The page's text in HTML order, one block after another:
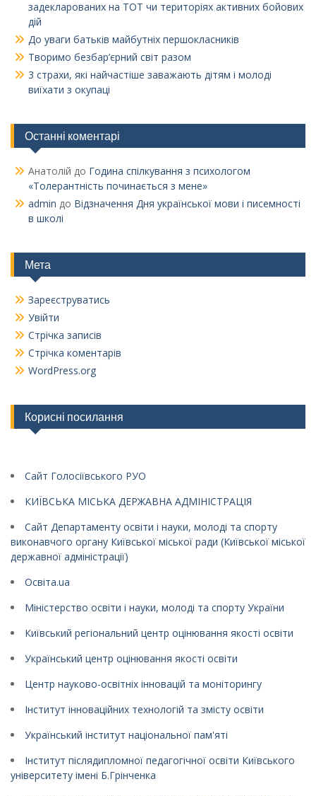
задекларованих на ТОТ чи територіях активних бойових
дій
До уваги батьків майбутніх першокласників
Творимо безбар’єрний світ разом
3 страхи, які найчастіше заважають дітям і молоді
виїхати з окупаці
Останні коментарі
Анатолій до Година спілкування з психологом
«Толерантність починається з мене»
admin до Відзначення Дня української мови і писемності
в школі
Мета
Зареєструватись
Увійти
Стрічка записів
Стрічка коментарів
WordPress.org
Корисні посилання
Сайт Голосіївського РУО
КИЇВСЬКА МІСЬКА ДЕРЖАВНА АДМІНІСТРАЦІЯ
Сайт Департаменту освіти і науки, молоді та спорту
виконавчого органу Київської міської ради (Київської міської
державної адміністрації)
Освіта.ua
Міністерство освіти і науки, молоді та спорту України
Київський регіональний центр оцінювання якості освіти
Український центр оцінювання якості освіти
Центр науково-освітніх інновацій та моніторингу
Інститут інноваційних технологій та змісту освіти
Український інститут національної пам'яті
Інститут післядипломної педагогічної освіти Київського
університету імені Б.Грінченка